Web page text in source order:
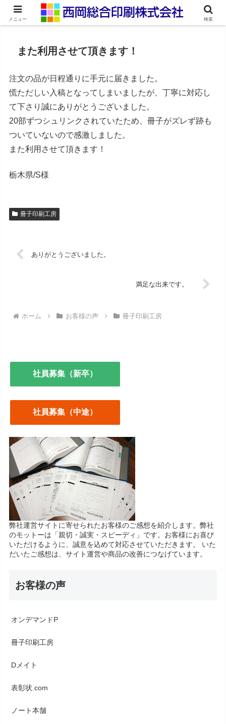
ネット印刷通販・オンデマンド印刷
また利用させて頂きます！
注文の品が日程通りに手元に届きました。
慌ただしい入稿となってしまいましたが、丁寧に対応し
て下さり誠にありがとうございました。
20部ずつシュリンクされていたため、冊子がズレず跡も
ついていないので感激しました。
また利用させて頂きます！
栃木県/S様
冊子印刷工房
ありがとうございました。
満足な出来です。
ホーム お客様の声 冊子印刷工房
社員募集（新卒）
社員募集（中途）
弊社運営サイトに寄せられたお客様のご感想を紹介します。弊社
のモットーは「親切・誠実・スピーディ」です。お客様にお喜び
いただけるように、誠意を込めて対応させていただきます。 いた
だいたご感想は、サイト運営や商品の改善につなげています。
お客様の声
オンデマンドP
冊子印刷工房
Dメイト
表彰状.com
ノート本舗
メニュー 検索